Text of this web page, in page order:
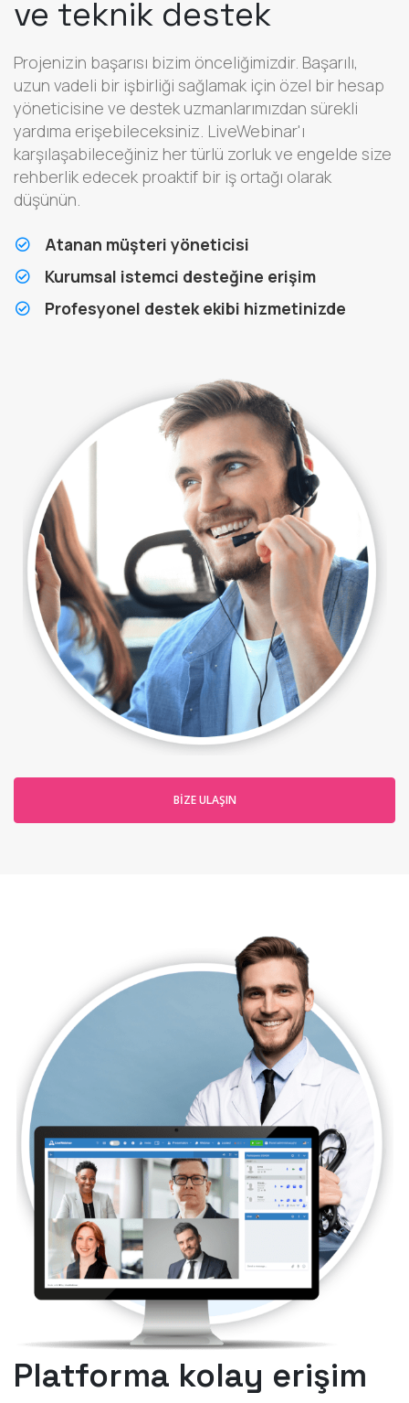
ve teknik destek
Projenizin başarısı bizim önceliğimizdir. Başarılı,
uzun vadeli bir işbirliği sağlamak için özel bir hesap
yöneticisine ve destek uzmanlarımızdan sürekli
yardıma erişebileceksiniz. LiveWebinar'ı
karşılaşabileceğiniz her türlü zorluk ve engelde size
rehberlik edecek proaktif bir iş ortağı olarak
düşünün.
Atanan müşteri yöneticisi
Kurumsal istemci desteğine erişim
Profesyonel destek ekibi hizmetinizde
BIZE ULAŞIN
Platforma kolay erişim